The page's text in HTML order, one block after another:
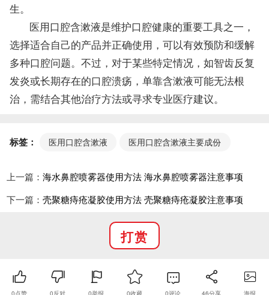
生。
医用口腔含漱液是维护口腔健康的重要工具之一，
选择适合自己的产品并正确使用，可以有效预防和缓解
多种口腔问题。不过，对于某些特定情况，如智齿反复
发炎或长期存在的口腔溃疡，单靠含漱液可能无法根
治，需结合其他治疗方法或寻求专业医疗建议。
标签： 医用口腔含漱液 医用口腔含漱液主要成份
上一篇： 海水鼻腔喷雾器使用方法 海水鼻腔喷雾器注意事项
下一篇： 壳聚糖痔疮凝胶使用方法 壳聚糖痔疮凝胶注意事项
打赏
0点赞 0反对 0举报 0收藏 0评论 46分享 海报